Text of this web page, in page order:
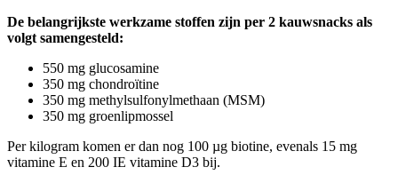
De belangrijkste werkzame stoffen zijn per 2 kauwsnacks als
volgt samengesteld:
550 mg glucosamine
350 mg chondroïtine
350 mg methylsulfonylmethaan (MSM)
350 mg groenlipmossel
Per kilogram komen er dan nog 100 µg biotine, evenals 15 mg
vitamine E en 200 IE vitamine D3 bij.